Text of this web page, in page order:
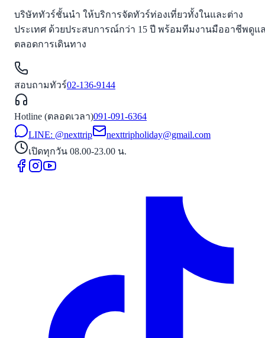
บริษัททัวร์ชั้นนำ ให้บริการจัดทัวร์ท่องเที่ยวทั้งในและต่าง
ประเทศ ด้วยประสบการณ์กว่า 15 ปี พร้อมทีมงานมืออาชีพดูแ
ตลอดการเดินทาง
สอบถามทัวร์02-136-9144
Hotline (ตลอดเวลา)091-091-6364
LINE: @nexttrip
nexttripholiday@gmail.com
เปิดทุกวัน 08.00-23.00 น.